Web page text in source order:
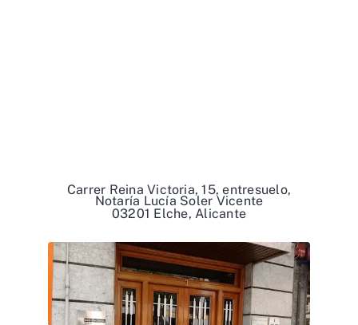
Notaría Lucía Soler Vicente
Carrer Reina Victoria, 15, entresuelo,
03201 Elche, Alicante